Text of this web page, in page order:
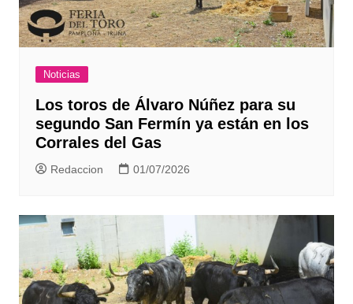
Noticias
Los toros de Álvaro Núñez para su
segundo San Fermín ya están en los
Corrales del Gas
Redaccion 01/07/2026